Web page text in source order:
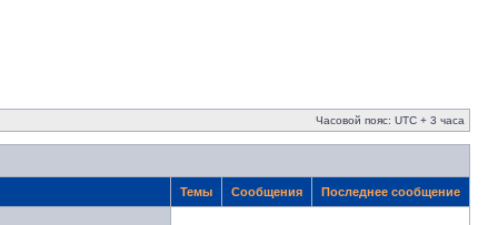
Часовой пояс: UTC + 3 часа
Темы Сообщения Последнее сообщение